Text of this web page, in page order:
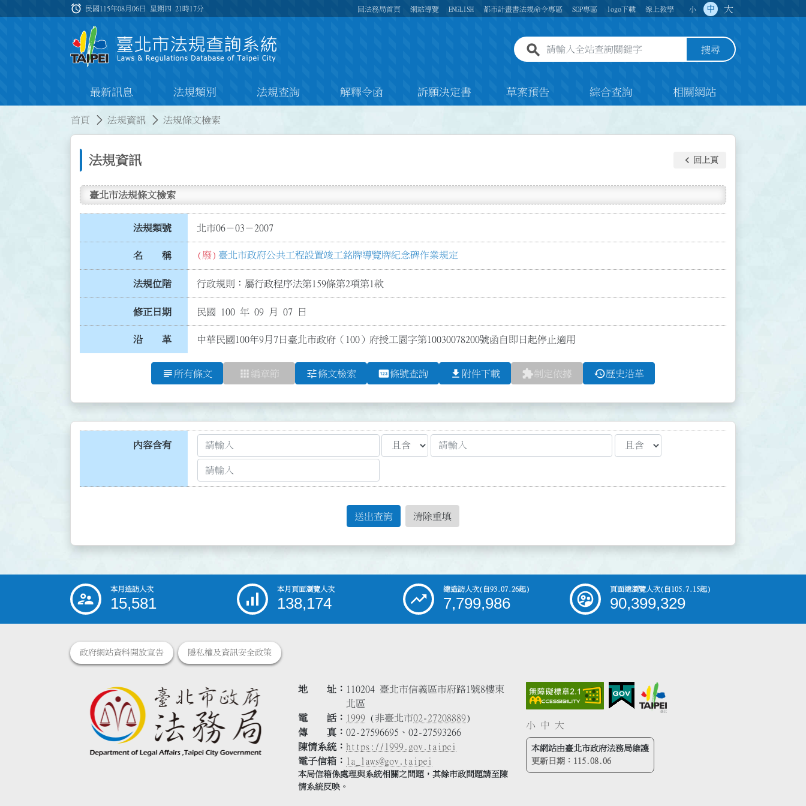
:::
alarm 民國115年08月06日 星期四21時17分 回法務局首頁 網站導覽 ENGLISH 都市計畫書法規命令專區 SOP專區 logo下載 線上教學 小 中 大
全站查詢關鍵字欄位 搜尋
最新訊息 法規類別 法規查詢 解釋令函 訴願決定書 草案預告 綜合查詢 相關網站
首頁 法規資訊 法規條文檢索
法規資訊 keyboard_arrow_left 回上頁
臺北市法規條文檢索
法規類號 北市06－03－2007
名 稱 (廢) 臺北市政府公共工程設置竣工銘牌導覽牌紀念碑作業規定
法規位階 行政規則：屬行政程序法第159條第2項第1款
修正日期 民國 100 年 09 月 07 日
沿 革 中華民國100年9月7日臺北市政府（100）府授工園字第10030078200號函自即日起停止適用
subject 所有條文 apps 編章節 tune條文檢索 pin條號查詢 file_download 附件下載 extension制定依據 history歷史沿革
內容含有
送出查詢 清除重填
::: 本月造訪人次
15,581
本月頁面瀏覽人次
138,174
總造訪人次(自93.07.26起)
7,799,986
頁面總瀏覽人次(自105.7.15起)
90,399,329
政府網站資料開放宣告 隱私權及資訊安全政策
地 址
110204 臺北市信義區市府路1號8樓東
北區
電 話
1999 (非臺北市02-27208889)
傳 真
02-27596695、02-27593266
陳情系統
https://1999.gov.taipei
電子信箱
la_laws@gov.taipei
本局信箱係處理與系統相關之問題，其餘市政問題請至陳
情系統反映。
小 中 大
本網站由臺北市政府法務局維護
更新日期： 115.08.06